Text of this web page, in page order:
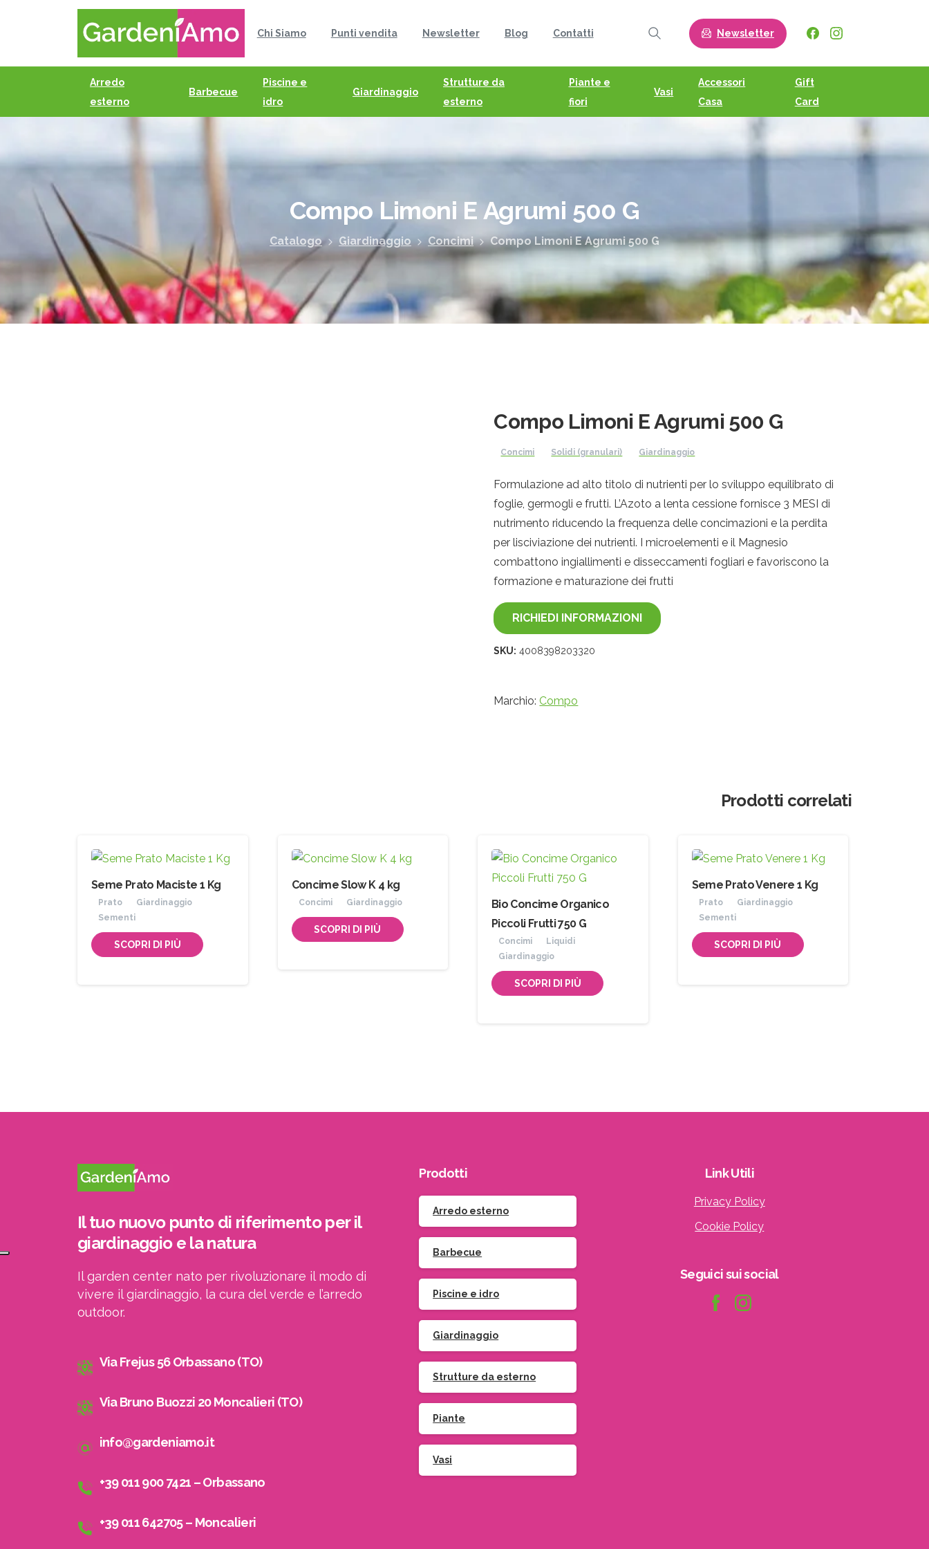
Chi Siamo Punti vendita Newsletter Blog Contatti
Search
Newsletter
Arredo
esterno
Barbecue
Piscine e
idro
Giardinaggio
Strutture da
esterno
Piante e
fiori
Vasi
Accessori
Casa
Gift
Card
Compo Limoni E Agrumi 500 G
Catalogo Giardinaggio Concimi Compo Limoni E Agrumi 500 G
Compo Limoni E Agrumi 500 G
Concimi Solidi (granulari) Giardinaggio
Formulazione ad alto titolo di nutrienti per lo sviluppo equilibrato di
foglie, germogli e frutti. L’Azoto a lenta cessione fornisce 3 MESI di
nutrimento riducendo la frequenza delle concimazioni e la perdita
per lisciviazione dei nutrienti. I microelementi e il Magnesio
combattono ingiallimenti e disseccamenti fogliari e favoriscono la
formazione e maturazione dei frutti
RICHIEDI INFORMAZIONI
SKU: 4008398203320
Marchio: Compo
Prodotti correlati
Seme Prato Maciste 1 Kg
Prato
Giardinaggio
Sementi
SCOPRI DI PIÙ
Concime Slow K 4 kg
Concimi Giardinaggio
SCOPRI DI PIÙ
Bio Concime Organico
Piccoli Frutti 750 G
Concimi
Liquidi
Giardinaggio
SCOPRI DI PIÙ
Seme Prato Venere 1 Kg
Prato
Giardinaggio
Sementi
SCOPRI DI PIÙ
Il tuo nuovo punto di riferimento per il
giardinaggio e la natura
Il garden center nato per rivoluzionare il modo di
vivere il giardinaggio, la cura del verde e l’arredo
outdoor.
Via Frejus 56 Orbassano (TO)
Via Bruno Buozzi 20 Moncalieri (TO)
info@gardeniamo.it
+39 011 900 7421 – Orbassano
+39 011 642705 – Moncalieri
Prodotti
Arredo esterno
Barbecue
Piscine e idro
Giardinaggio
Strutture da esterno
Piante
Vasi
LinkUtili
Privacy Policy
Cookie Policy
Seguicisuisocial
Accetto le condizioni generali di utilizzo e di ricevere le